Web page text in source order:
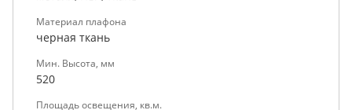
Материал плафона
черная ткань
Мин. Высота, мм
520
Площадь освещения, кв.м.